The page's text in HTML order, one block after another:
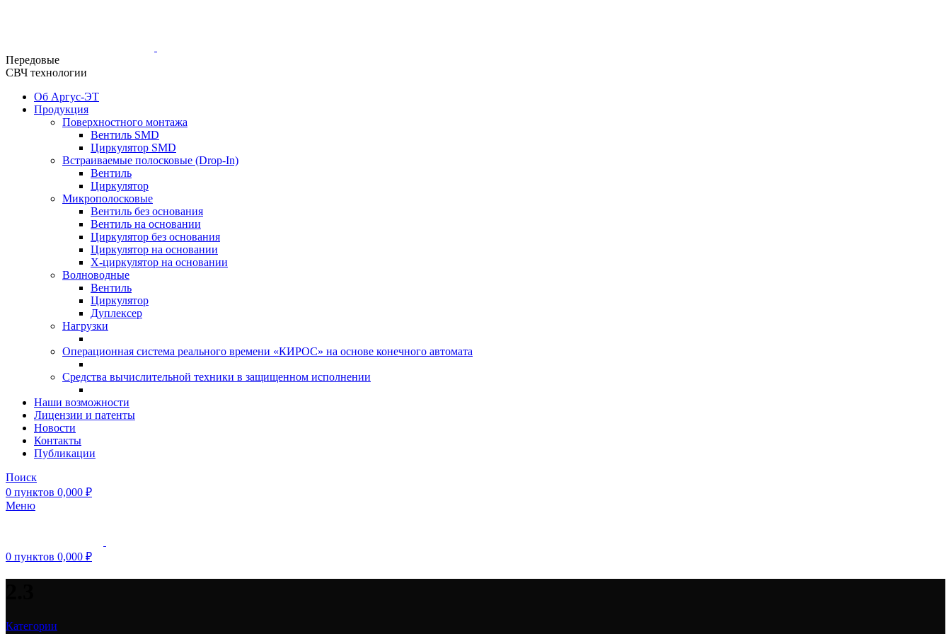
Передовые
СВЧ технологии
Об Аргус-ЭТ
Продукция
Поверхностного монтажа
Вентиль SMD
Циркулятор SMD
Встраиваемые полосковые (Drop-In)
Вентиль
Циркулятор
Микрополосковые
Вентиль без основания
Вентиль на основании
Циркулятор без основания
Циркулятор на основании
Х-циркулятор на основании
Волноводные
Вентиль
Циркулятор
Дуплексер
Нагрузки
Операционная система реального времени «КИРОС» на основе конечного автомата
Средства вычислительной техники в защищенном исполнении
Наши возможности
Лицензии и патенты
Новости
Контакты
Публикации
Поиск
0 пунктов 0,000 ₽
Меню
0 пунктов 0,000 ₽
Категории